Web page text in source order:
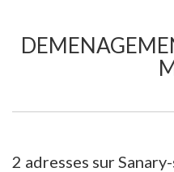
2 adresses sur